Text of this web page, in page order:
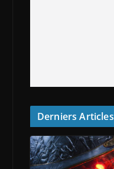
Derniers Articles